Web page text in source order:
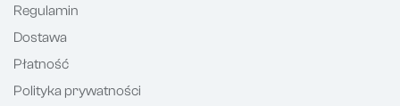
Regulamin
Dostawa
Płatność
Polityka prywatności